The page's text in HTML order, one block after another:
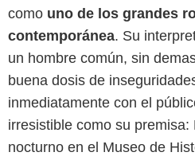
como uno de los grandes
contemporánea. Su
un hombre común, sin
buena dosis de
inmediatamente con el
irresistible como su
nocturno en el Museo de
Netflix